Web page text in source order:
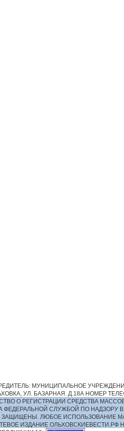
МУНИЦИПАЛЬНОЕ
УЛ. БАЗАРНАЯ. Д.18А НОМЕР
О РЕГИСТРАЦИИ СРЕДСТВА
ФЕДЕРАЛЬНОЙ СЛУЖБОЙ ПО
ЛЮБОЕ ИСПОЛЬЗОВАНИЕ
ИЗДАНИЕ